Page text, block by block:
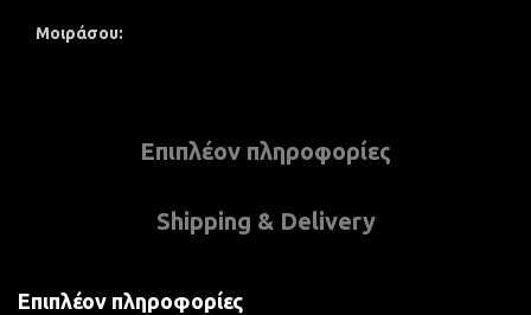
Μοιράσου
Επιπλέον πληροφορίες
Shipping & Delivery
Επιπλέον πληροφορίες